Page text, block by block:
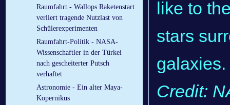
Raumfahrt - Wallops Raketenstart
verliert tragende Nutzlast von
Schülerexperimenten
Raumfahrt-Politik - NASA-
Wissenschaftler in der Türkei
nach gescheiterter Putsch
verhaftet
Astronomie - Ein alter Maya-
Kopernikus
like to
stars
galaxies.
Credit: